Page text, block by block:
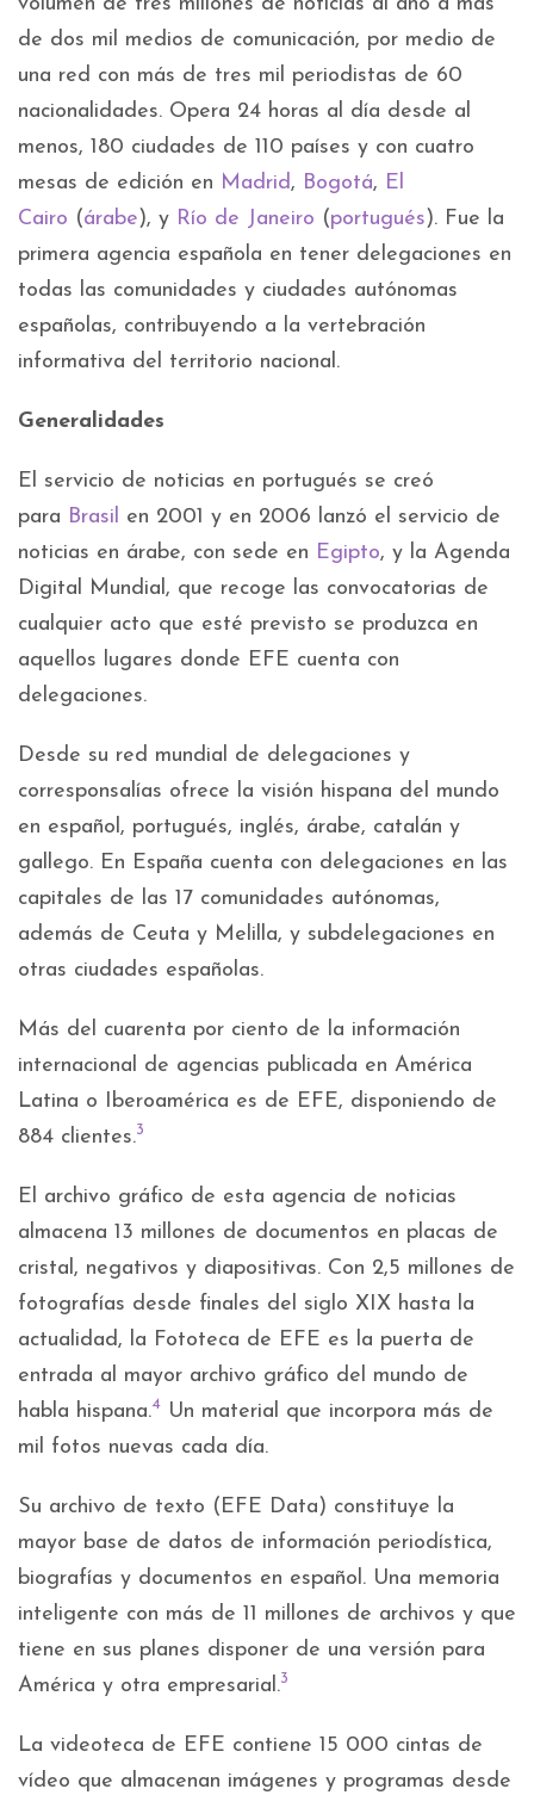
de dos mil medios de comunicación, por medio de
una red con más de tres mil periodistas de 60
nacionalidades. Opera 24 horas al día desde al
menos, 180 ciudades de 110 países y con cuatro
mesas de edición en Madrid, Bogotá, El
Cairo (árabe), y Río de Janeiro (portugués). Fue la
primera agencia española en tener delegaciones en
todas las comunidades y ciudades autónomas
españolas, contribuyendo a la vertebración
informativa del territorio nacional.
Generalidades
El servicio de noticias en portugués se creó
para Brasil en 2001 y en 2006 lanzó el servicio de
noticias en árabe, con sede en Egipto, y la Agenda
Digital Mundial, que recoge las convocatorias de
cualquier acto que esté previsto se produzca en
aquellos lugares donde EFE cuenta con
delegaciones.
Desde su red mundial de delegaciones y
corresponsalías ofrece la visión hispana del mundo
en español, portugués, inglés, árabe, catalán y
gallego. En España cuenta con delegaciones en las
capitales de las 17 comunidades autónomas,
además de Ceuta y Melilla, y subdelegaciones en
otras ciudades españolas.
Más del cuarenta por ciento de la información
internacional de agencias publicada en América
Latina o Iberoamérica es de EFE, disponiendo de
884 clientes.3
El archivo gráfico de esta agencia de noticias
almacena 13 millones de documentos en placas de
cristal, negativos y diapositivas. Con 2,5 millones de
fotografías desde finales del siglo XIX hasta la
actualidad, la Fototeca de EFE es la puerta de
entrada al mayor archivo gráfico del mundo de
habla hispana.4
​ Un material que incorpora más de
mil fotos nuevas cada día.
Su archivo de texto (EFE Data) constituye la
mayor base de datos de información periodística,
biografías y documentos en español. Una memoria
inteligente con más de 11 millones de archivos y que
tiene en sus planes disponer de una versión para
América y otra empresarial.3
La videoteca de EFE contiene 15 000 cintas de
vídeo que almacenan imágenes y programas desde